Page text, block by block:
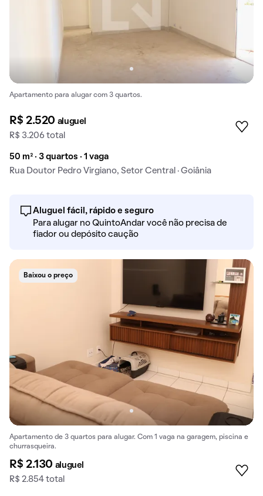
Apartamento para alugar com 3 quartos.
R$ 2.520 aluguel
R$ 3.206 total
50 m² · 3 quartos · 1 vaga
Rua Doutor Pedro Virgiano, Setor Central · Goiânia
Aluguel fácil, rápido e seguro
Para alugar no QuintoAndar você não precisa de
fiador ou depósito caução
Baixou o preço
Apartamento de 3 quartos para alugar. Com 1 vaga na garagem, piscina e
churrasqueira.
R$ 2.130 aluguel
R$ 2.854 total